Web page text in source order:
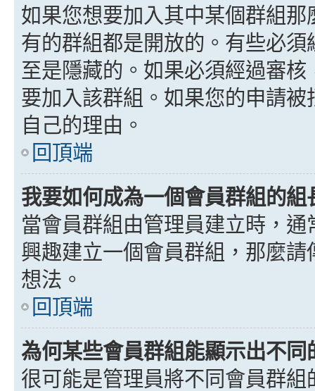
如果您想要加入其中某個群組
有的群組都是開放的。有些必
至是隱藏的。如果必須經過審
要加入該群組。如果您的申請
自己的理由。
回頂端
我要如何成為一個會員群組的組
當會員群組由管理員建立時，
興趣建立一個會員群組，那麼
想法。
回頂端
為何某些會員群組能顯示出不同
很可能是管理員將不同會員群